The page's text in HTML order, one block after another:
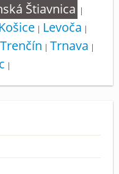
Štiavnica |
Košice | Levoča |
Trenčín | Trnava |
|